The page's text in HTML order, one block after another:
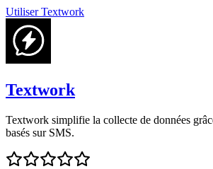
Utiliser Textwork
Textwork
Textwork simplifie la collecte de données
basés sur SMS.